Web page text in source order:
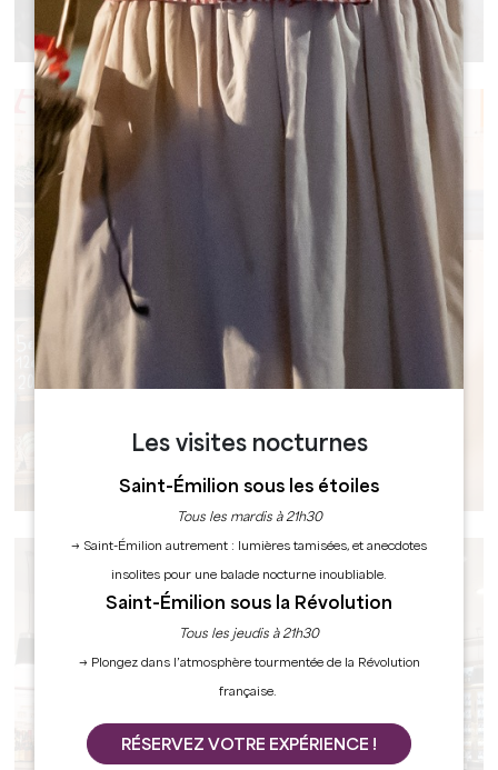
ARTISANAT/DÉCORATION
SERVICES
Les visites nocturnes
Saint-Émilion sous les étoiles
Tous les mardis à 21h30
→ Saint-Émilion autrement : lumières tamisées, et anecdotes
insolites pour une balade nocturne inoubliable.
Saint-Émilion sous la Révolution
Tous les jeudis à 21h30
→ Plongez dans l’atmosphère tourmentée de la Révolution
française.
RÉSERVEZ VOTRE EXPÉRIENCE !